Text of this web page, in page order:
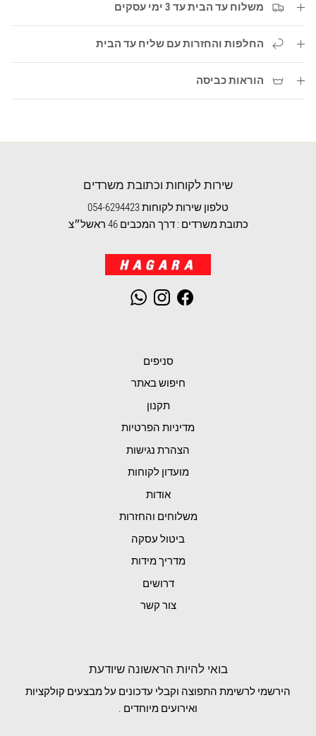
משלוח עד הבית עד 3 ימי עסקים
החלפות והחזרות עם שליח עד הבית
הוראות כביסה
שירות לקוחות וכתובת משרדים
טלפון שירות לקוחות 054-6294423
כתובת משרדים : דרך המכבים 46 ראשל״צ
Facebook
Instagram
WhatsApp
סניפים
חיפוש באתר
תקנון
מדיניות הפרטיות
הצהרת נגישות
מועדון לקוחות
אודות
משלוחים והחזרות
ביטול עסקה
מדריך מידות
דרושים
צור קשר
בואי להיות הראשונה שיודעת
הירשמי לרשימת התפוצה וקבלי עדכונים על מבצעים קולקציות
ואירועים מיוחדים .